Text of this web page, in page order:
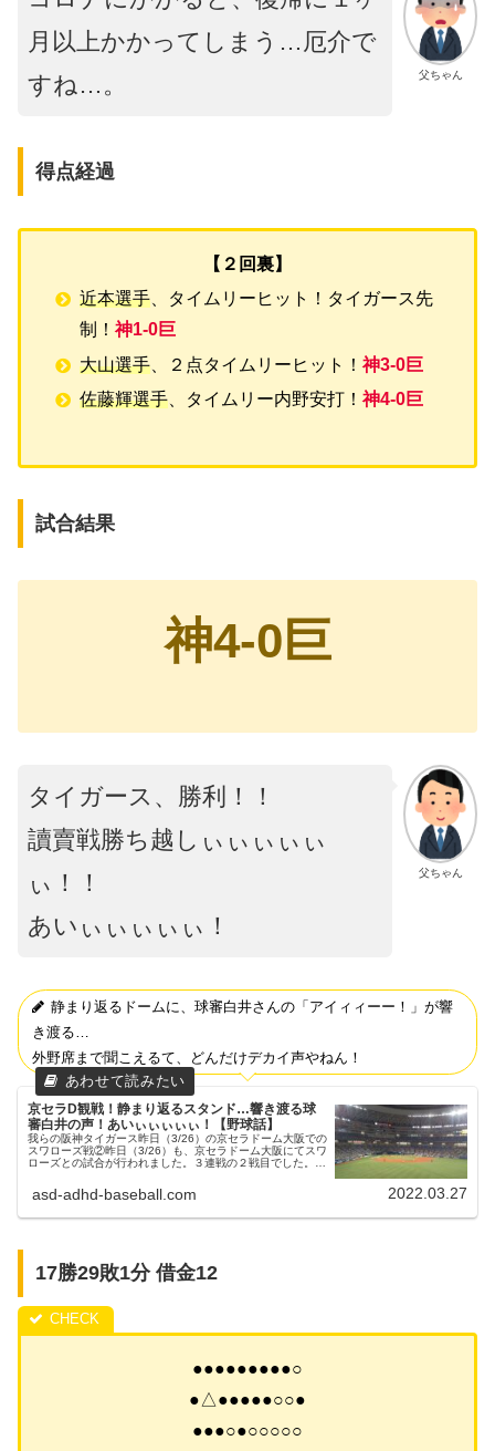
父ちゃん
月以上かかってしまう…厄介で
すね…。
得点経過
【２回裏】
近本選手、タイムリーヒット！タイガース先
制！神1-0巨
大山選手 、２点タイムリーヒット！神3-0巨
佐藤輝選手 、タイムリー内野安打！神4-0巨
試合結果
神4-0巨
父ちゃん
タイガース、勝利！！
讀賣戦勝ち越しぃぃぃぃぃ
ぃ！！
あいぃぃぃぃぃ！
静まり返るドームに、球審白井さんの「アイィィーー！」が響
き渡る…
外野席まで聞こえるて、どんだけデカイ声やねん！
京セラD観戦！静まり返るスタンド…響き渡る球
審白井の声！あいぃぃぃぃぃ！【野球話】
我らの阪神タイガース昨日（3/26）の京セラドーム大阪での
スワローズ戦②昨日（3/26）も、京セラドーム大阪にてスワ
ローズとの試合が行われました。３連戦の２戦目でした。悪
と一緒に京セラド...
asd-adhd-baseball.com 2022.03.27
17勝29敗1分 借金12
●●●●●●●●●○
●△●●●●●○○●
●●●○●○○○○○